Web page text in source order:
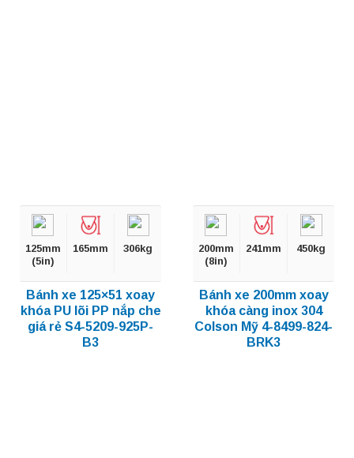
125mm
(5in)
165mm 306kg
Bánh xe 125×51 xoay
khóa PU lõi PP nắp che
giá rẻ S4-5209-925P-
B3
200mm
(8in)
241mm 450kg
Bánh xe 200mm xoay
khóa càng inox 304
Colson Mỹ 4-8499-824-
BRK3